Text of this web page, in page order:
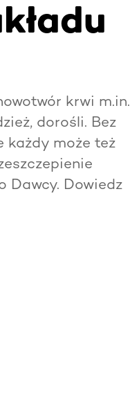
krwi m.in.
dorośli. Bez
każdy może też
Dawcy. Dowiedz